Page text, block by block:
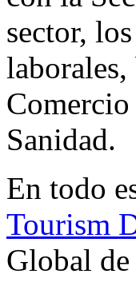
sector,
Sanidad.
En todo
Tourism
Global